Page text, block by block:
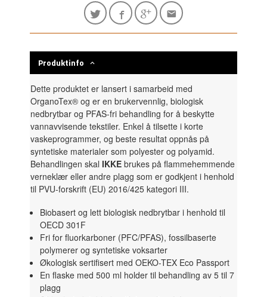
Produktinfo
Dette produktet er lansert i samarbeid med
OrganoTex® og er en brukervennlig, biologisk
nedbrytbar og PFAS-fri behandling for å beskytte
vannavvisende tekstiler. Enkel å tilsette i korte
vaskeprogrammer, og beste resultat oppnås på
syntetiske materialer som polyester og polyamid.
Behandlingen skalIKKE brukes på flammehemmende
verneklær eller andre plagg som er godkjent i henhold
til PVU-forskrift (EU) 2016/425 kategori III.
Biobasert og lett biologisk nedbrytbar i henhold til
OECD 301F
Fri for fluorkarboner (PFC/PFAS), fossilbaserte
polymerer og syntetiske voksarter
Økologisk sertifisert med OEKO-TEX Eco Passport
En flaske med 500 ml holder til behandling av 5 til 7
plagg